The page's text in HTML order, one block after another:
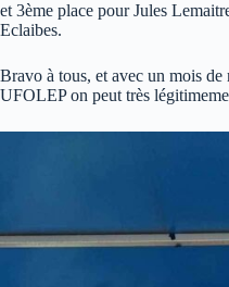
et 3ème place pour Jules
Eclaibes.
Bravo à tous, et avec un mois de
UFOLEP on peut très